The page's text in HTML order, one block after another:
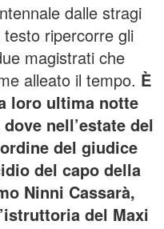
dalle stragi
testo ripercorre gli
magistrati che
alleato il tempo. È
loro ultima notte
nell’estate del
del giudice
del capo della
Ninni Cassarà,
del Maxi